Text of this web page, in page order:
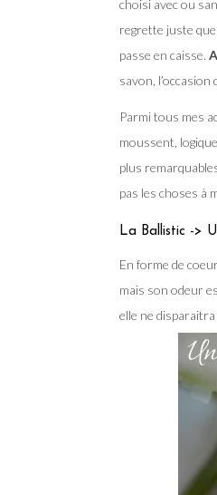
choisi avec ou
regrette juste
passe en caisse.
savon,
Parmi tous mes
moussent,
plus
pas les choses à
La Ballistic ->
En forme de
mais son odeur
elle ne